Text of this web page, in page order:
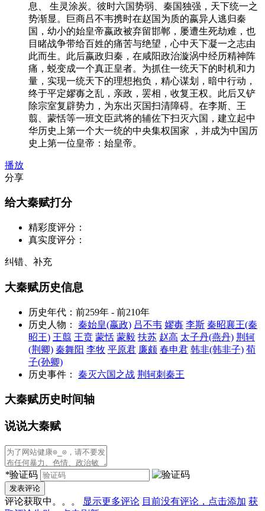
息、 生灵涂炭。彼时六国势弱、秦国独强，天下统一之
势渐显。巨商吕不韦携时在赵国为质的嬴异人逃归秦
国，幼小的始皇帝嬴政被弃留邯郸，屡遭生死劫难，也
目睹战争带给百姓的痛苦与绝望，心中天下凝一之志由
此而生。此后嬴政归秦，在咸阳政治漩涡中经历精神阵
痛，蜕变成一个真正皇者。为抓住一统天下的时机和力
量，实现一统天下的理想抱负，精心谋划，暗中行动，
终于平定嫪毐之乱，亲政，罢相，收复王权。此后又铲
除宗室复辟势力，为东出灭国扫清障碍。在李斯、王
翦、蒙恬等一班文臣武将的辅佐下扫灭六国，建立起中
华历史上第一个大一统的中央集权国家 ，并成为中国历
史上第一位皇帝：始皇帝。
播放
分享
给大秦赋打分
精彩度评分：
真实度评分：
纠错、补充
大秦赋历史信息
历史年代： 前259年 - 前210年
历史人物：
秦始皇(嬴政) 吕不韦 嫪毐 李斯 秦昭襄王(秦
昭王) 王翦 王贲 蒙恬 蒙毅 扶苏 赵高 太子丹(燕丹) 荆轲
(荆卿) 秦舞阳 李牧 平原君 廉颇 春申君 韩非(韩非子) 荀
子(孙卿)
历史事件：
秦灭六国之战 荆轲刺秦王
大秦赋历史时间轴
说说大秦赋
*验证码
发表评论
评论获取中。。。 显示更多评论 目前没有评论，点击添加 获